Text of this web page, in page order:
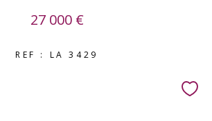
27 000 €
REF : LA 3429